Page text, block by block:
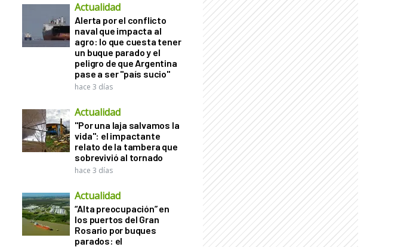
Actualidad
Alerta por el conflicto
naval que impacta al
agro: lo que cuesta tener
un buque parado y el
peligro de que Argentina
pase a ser "país sucio"
hace 3 días
Actualidad
"Por una laja salvamos la
vida": el impactante
relato de la tambera que
sobrevivió al tornado
hace 3 días
Actualidad
“Alta preocupación” en
los puertos del Gran
Rosario por buques
parados: el